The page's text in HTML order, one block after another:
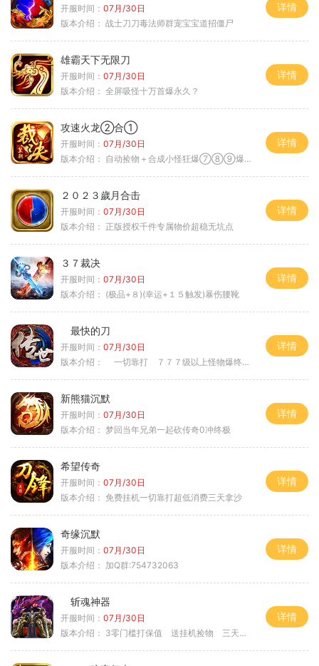
开服时间： 07月/30日
版本介绍： 战士刀刀毒法师群宠宝宝道招僵尸
详情
雄霸天下无限刀
开服时间： 07月/30日
版本介绍： 全屏吸怪十万首爆永久？
详情
攻速火龙②合①
开服时间： 07月/30日
版本介绍： 自动捡物＋合成小怪狂爆⑦⑧⑨爆率+９
详情
２０２３歲月合击
开服时间： 07月/30日
版本介绍： 正版授权千件专属物价超稳无坑点
详情
３７裁决
开服时间： 07月/30日
版本介绍： (极品+８)(幸运+１５触发)暴伤腰靴
详情
最快的刀
开服时间： 07月/30日
版本介绍：
一切靠打 ７７７级以上怪物爆终极
详情
新熊猫沉默
开服时间： 07月/30日
版本介绍： 梦回当年兄弟一起砍传奇0冲终极
详情
希望传奇
开服时间： 07月/30日
版本介绍： 免费挂机一切靠打超低消费三天拿沙
详情
奇缘沉默
开服时间： 07月/30日
版本介绍： 加Q群:754732063
详情
斩魂神器
开服时间： 07月/30日
版本介绍： 3零门槛打保值 送挂机捡物 三天合区
详情